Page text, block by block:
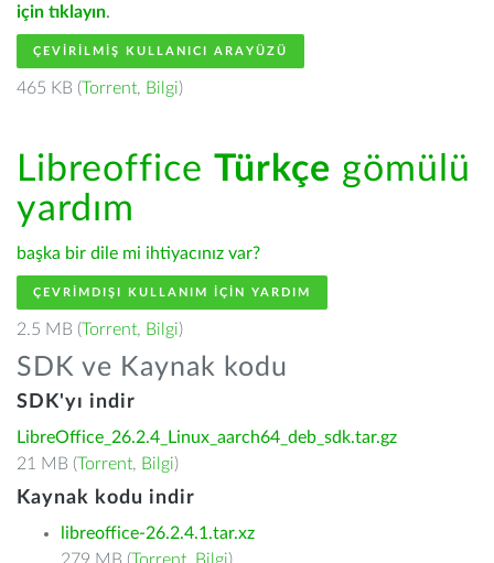
için tıklayın.
ÇEVIRILMIŞ KULLANICI ARAYÜZÜ
465 KB (Torrent, Bilgi)
Libreoffice Türkçe gömülü
yardım
başka bir dile mi ihtiyacınız var?
ÇEVRIMDIŞI KULLANIM IÇIN YARDIM
2.5 MB (Torrent, Bilgi)
SDK ve Kaynak kodu
SDK'yı indir
LibreOffice_26.2.4_Linux_aarch64_deb_sdk.tar.gz
21 MB (Torrent, Bilgi)
Kaynak kodu indir
libreoffice-26.2.4.1.tar.xz